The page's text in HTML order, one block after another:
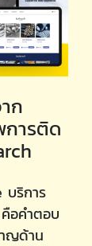
ก
การติด
บริการ
อคำตอบ
ญด้าน